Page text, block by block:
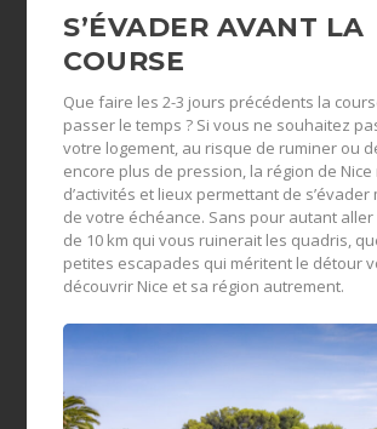
S’ÉVADER AVANT LA
COURSE
Que faire les 2-3 jours précédents la
passer le temps ? Si vous ne souhaitez
votre logement, au risque de ruminer ou
encore plus de pression, la région de Nice
d’activités et lieux permettant de
de votre échéance. Sans pour autant
de 10 km qui vous ruinerait les quadris,
petites escapades qui méritent le détour
découvrir Nice et sa région autrement.